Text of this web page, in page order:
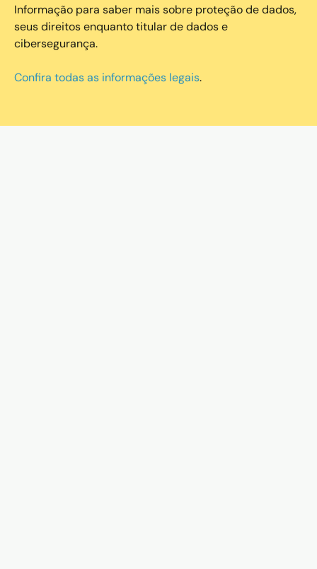
Informação para saber mais sobre proteção de dados,
seus direitos enquanto titular de dados e
cibersegurança.
Confira todas as informações legais.